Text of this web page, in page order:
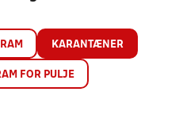
KARANTÆNER
FOR PULJE